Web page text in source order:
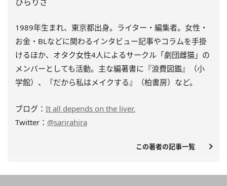
1989年生まれ、東京都出身。ライター・編集者。女性・
お金・BLなどに関わるインタビュー記事やコラムを手掛
けるほか、オタク女性4人によるサークル「劇団雌猫」の
メンバーとしても活動。主な編著書に『浪費図鑑』（小
学館）、『だから私はメイクする』（柏書房）など。
ブログ： It all depends on the liver.
Twitter： @sarirahira
この著者の記事一覧